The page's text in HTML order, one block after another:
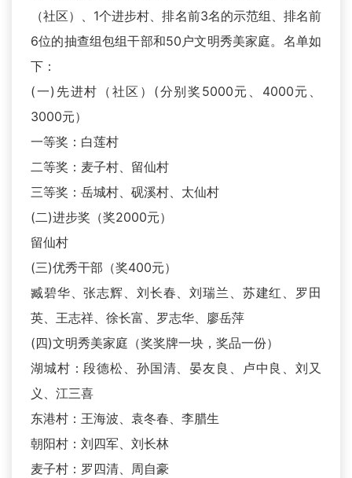
（社区）、1个进步村、排名前3名的示范组、排名前
6位的抽查组包组干部和50户文明秀美家庭。名单如
下：
(一)先进村（社区）(分别奖5000元、4000元、
3000元）
一等奖：白莲村
二等奖：麦子村、留仙村
三等奖：岳城村、砚溪村、太仙村
(二)进步奖（奖2000元）
留仙村
(三)优秀干部（奖400元）
臧碧华、张志辉、刘长春、刘瑞兰、苏建红、罗田
英、王志祥、徐长富、罗志华、廖岳萍
(四)文明秀美家庭（奖奖牌一块，奖品一份）
湖城村：段德松、孙国清、晏友良、卢中良、刘又
义、江三喜
东港村：王海波、袁冬春、李腊生
朝阳村：刘四军、刘长林
麦子村：罗四清、周自豪